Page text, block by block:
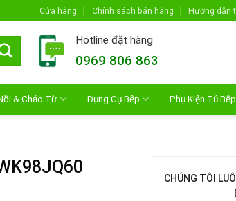
Cửa hàng Chính sách bán hàng Hướng dẫn
Hotline đặt hàng
0969 806 863
& Chảo Từ Dụng Cụ Bếp Phụ Kiện Tủ Bếp
CHÚNG TÔI